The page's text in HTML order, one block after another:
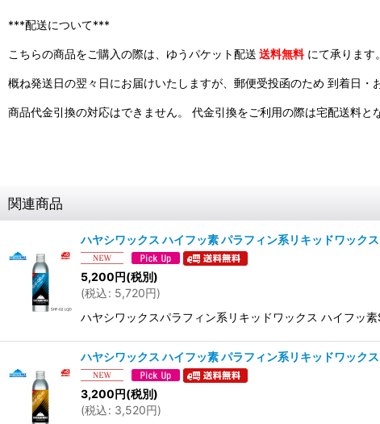
***配送について***
こちらの商品をご購入の際は、ゆうパケット配送 送料無料にて承ります。
概ね発送日の翌々日にお届けいたしますが、郵便受投函のため 到着日・
商品代金引換の対応はできません。 代金引換をご利用の際は宅配送料と
関連商品
ハヤシワックス ハイフッ素 パラフィン系リキッドワッ
5,200円(税別)
(税込: 5,720円)
ハヤシワックスパラフィン系リキッドワックス ハイ
ハヤシワックス ハイフッ素 パラフィン系リキッドワッ
3,200円(税別)
(税込: 3,520円)